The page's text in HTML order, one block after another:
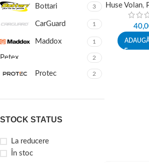
Bottari 3
CarGuard 1
Maddox 1
Petex 2
Protec 2
STOCK STATUS
La reducere
În stoc
Huse Volan,